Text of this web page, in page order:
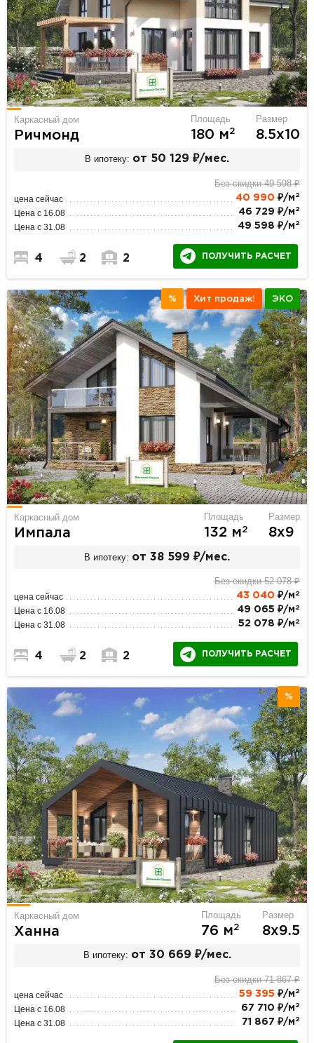
Каркасный дом
Ричмонд
Площадь
180 м2
Размер
8.5х10
В ипотеку: от 50 129 ₽/мес.
Без скидки 49 598 ₽
цена сейчас 40 990 ₽/м 2
Цена с 16.08 46 729 ₽/м 2
Цена с 31.08 49 598 ₽/м 2
4 2 2 ПОЛУЧИТЬ РАСЧЕТ
% Хит продаж! ЭКО
Каркасный дом
Импала
Площадь
132 м2
Размер
8х9
В ипотеку: от 38 599 ₽/мес.
Без скидки 52 078 ₽
цена сейчас 43 040 ₽/м 2
Цена с 16.08 49 065 ₽/м 2
Цена с 31.08 52 078 ₽/м 2
4 2 2 ПОЛУЧИТЬ РАСЧЕТ
%
Каркасный дом
Ханна
Площадь
76 м2
Размер
8х9.5
В ипотеку: от 30 669 ₽/мес.
Без скидки 71 867 ₽
цена сейчас 59 395 ₽/м 2
Цена с 16.08 67 710 ₽/м 2
Цена с 31.08 71 867 ₽/м 2